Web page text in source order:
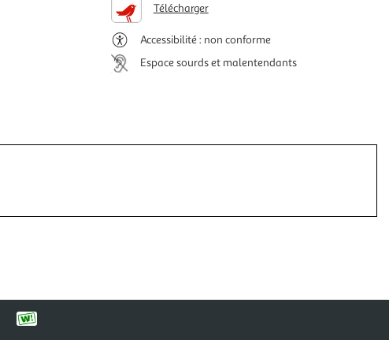
Télécharger
Accessibilité : non conforme
Espace sourds et malentendants